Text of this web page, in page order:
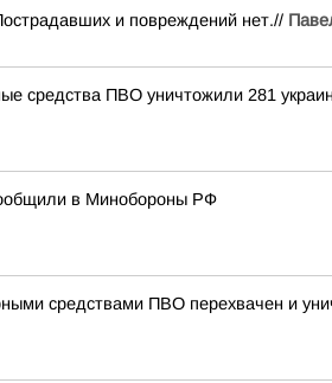
и повреждений нет.//
средства ПВО уничтожили 281
в Минобороны РФ
средствами ПВО перехвачен и